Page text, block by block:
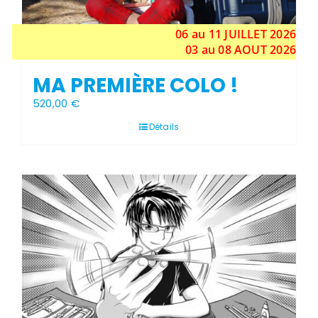
produit
06 au 11 JUILLET2026
03 au 08 AOUT 2026
MA PREMIÈRE COLO !
520,00 €
Détails